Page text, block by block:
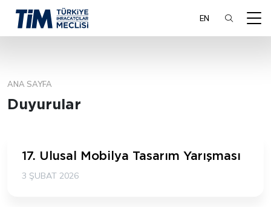
EN
ANA SAYFA
Duyurular
17. Ulusal Mobilya Tasarım Yarışması
3 ŞUBAT 2026